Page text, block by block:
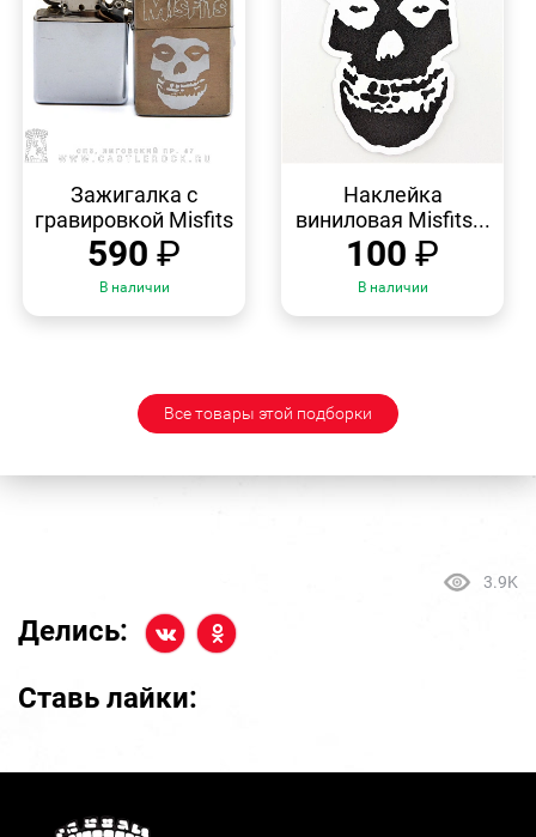
ПРОСМОТР
Зажигалка с
гравировкой Misfits
590 ₽
В наличии
ПРОСМОТР
Наклейка
виниловая Misfits...
100 ₽
В наличии
Все товары этой подборки
3.9K
Делись:
Ставь лайки: